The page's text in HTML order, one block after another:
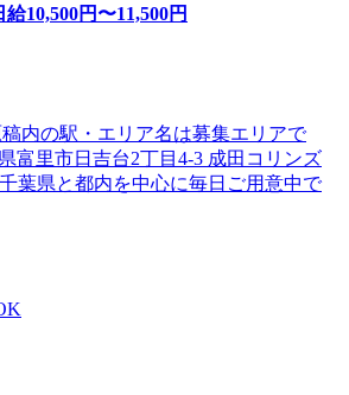
給10,500円〜11,500円
内の駅・エリア名は募集エリアで
富里市日吉台2丁目4-3 成田コリンズ
葉県と都内を中心に毎日ご用意中で